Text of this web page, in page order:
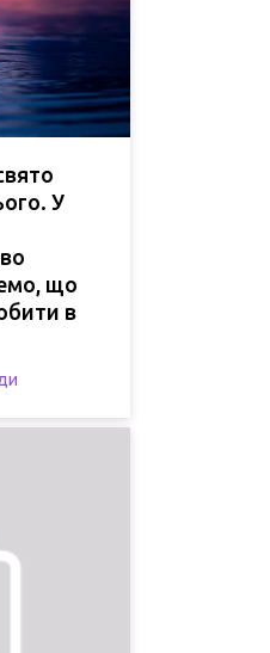
У
що
в